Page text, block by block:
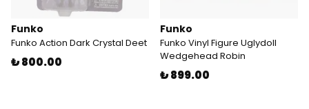
Funko
Funko Action Dark Crystal Deet
₺ 800.00
Funko
Funko Vinyl Figure Uglydoll
Wedgehead Robin
₺ 899.00